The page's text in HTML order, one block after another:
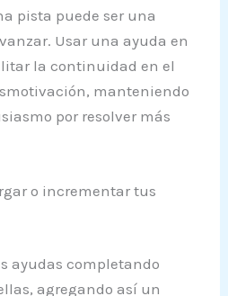
pista puede ser una
Usar una ayuda en
la continuidad en el
manteniendo
por resolver más
o incrementar tus
ayudas completando
agregando así un